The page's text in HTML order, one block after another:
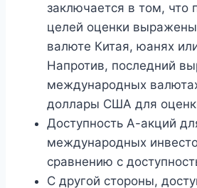
заключается в том, что
целей оценки
валюте Китая, юанях
Напротив, последний
международных
доллары США для
Доступность А-акций
международных
сравнению с
С другой стороны,